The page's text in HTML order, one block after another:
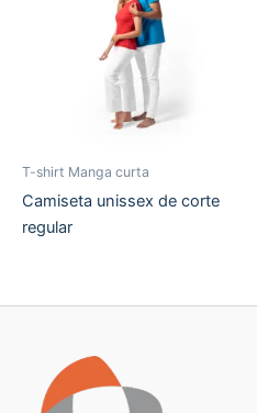
T-shirt Manga curta
Camiseta unissex de corte
regular